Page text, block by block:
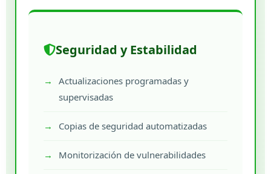
Seguridad y Estabilidad
Actualizaciones programadas y
supervisadas
Copias de seguridad automatizadas
Monitorización de vulnerabilidades